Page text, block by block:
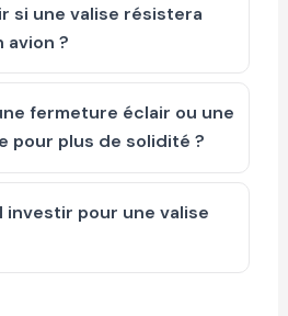
si une valise résistera
avion ?
fermeture éclair ou une
pour plus de solidité ?
investir pour une valise